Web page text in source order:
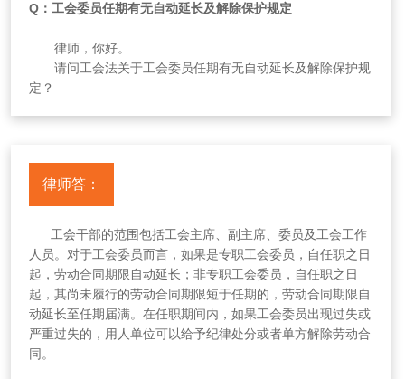
Q：工会委员任期有无自动延长及解除保护规定
律师，你好。
请问工会法关于工会委员任期有无自动延长及解除保护规
定？
律师答：
工会干部的范围包括工会主席、副主席、委员及工会工作
人员。对于工会委员而言，如果是专职工会委员，自任职之日
起，劳动合同期限自动延长；非专职工会委员，自任职之日
起，其尚未履行的劳动合同期限短于任期的，劳动合同期限自
动延长至任期届满。在任职期间内，如果工会委员出现过失或
严重过失的，用人单位可以给予纪律处分或者单方解除劳动合
同。